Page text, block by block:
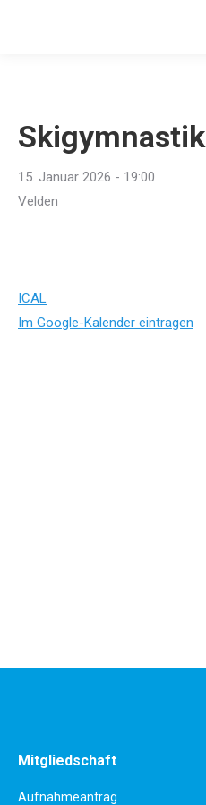
Skigymnastik
15. Januar 2026 - 19:00
Velden
ICAL
Im Google-Kalender eintragen
Mitgliedschaft
Aufnahmeantrag